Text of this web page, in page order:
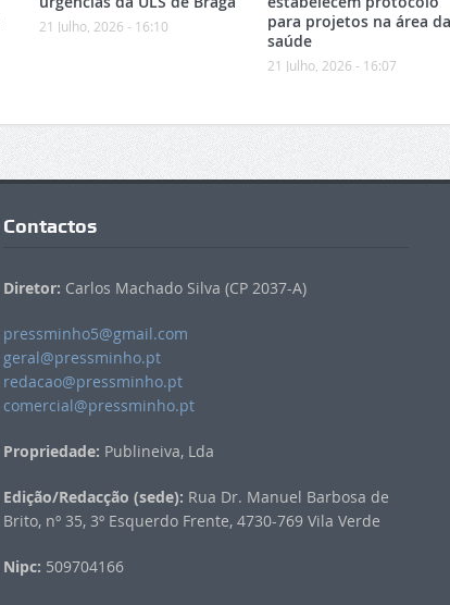
21 Julho, 2026 - 16:10
para projetos na área da
saúde
21 Julho, 2026 - 16:07
Contactos
Diretor: Carlos Machado Silva (CP 2037-A)
pressminho5@gmail.com
geral@pressminho.pt
redacao@pressminho.pt
comercial@pressminho.pt
Propriedade: Publineiva, Lda
Edição/Redacção (sede): Rua Dr. Manuel Barbosa de
Brito, nº 35, 3º Esquerdo Frente, 4730-769 Vila Verde
Nipc: 509704166